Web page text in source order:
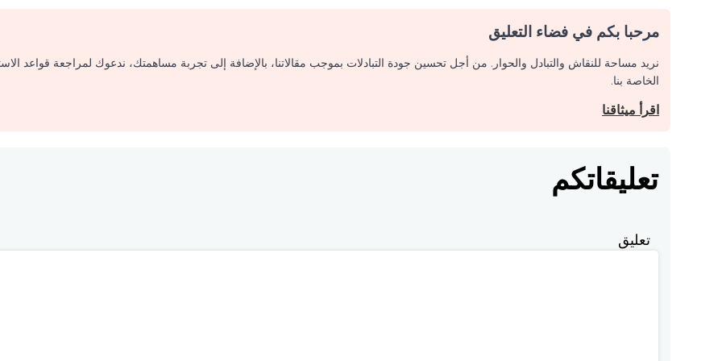
مرحبا بكم في فضاء التعليق
نريد مساحة للنقاش والتبادل والحوار. من أجل تحسين جودة التبادلات بموجب مقالاتنا، بالإضافة إلى تجربة مساهمتك، ندعوك لمراجعة قواعد
الخاصة بنا.
اقرأ ميثاقنا
تعليقاتكم
تعليق